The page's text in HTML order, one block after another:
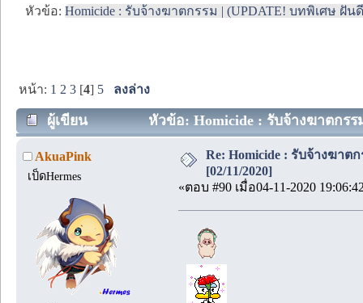
หัวข้อ:Homicide : รับจ้างฆาตกรรม | (UPDATE! บทพิเศษ ฝัน
หน้า: 1 2 3 [4] 5 ลงล่าง
ผู้เขียน หัวข้อ: Homicide : รับจ้างฆาตกรร
AkuaPink
เป็ดHermes
Re: Homicide : รับจ้างฆาต
[02/11/2020]
«ตอบ #90 เมื่อ04-11-2020